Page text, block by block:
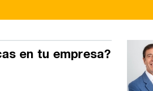
en tu empresa?